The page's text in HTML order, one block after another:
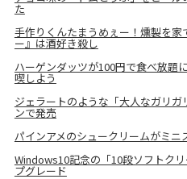
た
手作りくんたまうめぇー！燻製を
ー』は酒好き殺し
ハーゲンダッツが100円で食べ放題
喫しよう
ジェラートのような「大人なガリ
ンで発売
パインアメのシュークリームがミニ
Windows10記念の「10段ソフトク
プグレード